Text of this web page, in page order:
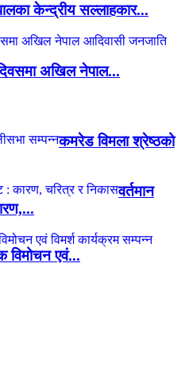
केन्द्रीय सल्लाहकार...
अखिल नेपाल...
कमरेड विमला श्रेष्ठको
वर्तमान
विमोचन एवं...